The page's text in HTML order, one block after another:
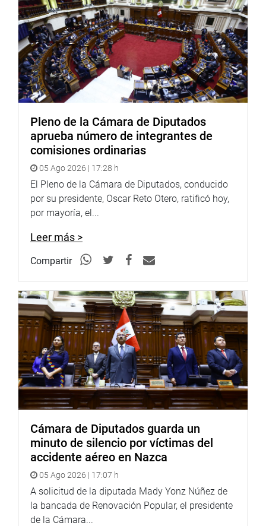
Pleno de la Cámara de Diputados
aprueba número de integrantes de
comisiones ordinarias
05 Ago 2026 | 17:28 h
El Pleno de la Cámara de Diputados, conducido
por su presidente, Oscar Reto Otero, ratificó hoy,
por mayoría, el...
Leer más >
Compartir
Cámara de Diputados guarda un
minuto de silencio por víctimas del
accidente aéreo en Nazca
05 Ago 2026 | 17:07 h
A solicitud de la diputada Mady Yonz Núñez de
la bancada de Renovación Popular, el presidente
de la Cámara...